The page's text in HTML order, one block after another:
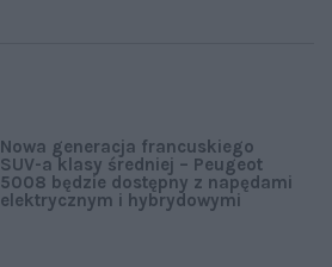
Nowa generacja francuskiego
SUV-a klasy średniej – Peugeot
5008 będzie dostępny z napędami
elektrycznym i hybrydowymi